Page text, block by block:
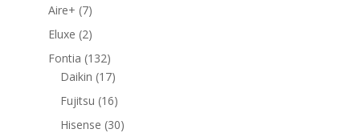
Aire+ 77
productos
Eluxe 22
productos
Fontia 132132
productos
Daikin 1717
productos
Fujitsu 1616
productos
Hisense 3030